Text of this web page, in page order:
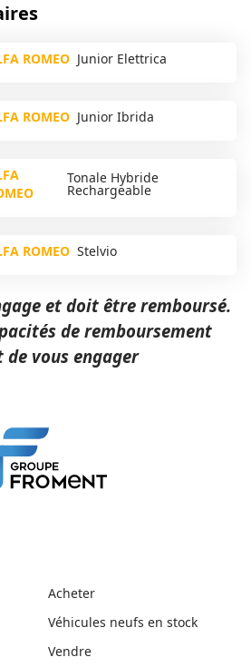
ROMEO Junior Elettrica
ROMEO Junior Ibrida
Tonale Hybride
Rechargeable
ROMEO Stelvio
et doit être remboursé.
de remboursement
de vous engager
Acheter
Véhicules neufs en stock
Vendre